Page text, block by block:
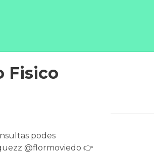
Fisico
podes
@flormoviedo 👉